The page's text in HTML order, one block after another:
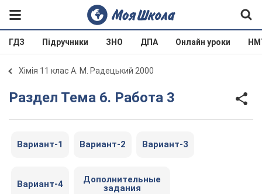
ГДЗ Підручники ЗНО ДПА Онлайн уроки
Хімія 11 клас А. М. Радецький 2000
Раздел Тема 6. Работа 3
Вариант-1 Вариант-2 Вариант-3
Вариант-4
Дополнительные
задания